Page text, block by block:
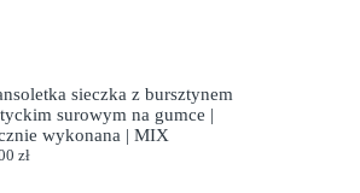
sieczka z bursztynem
surowym na gumce |
wykonana | MIX
zł